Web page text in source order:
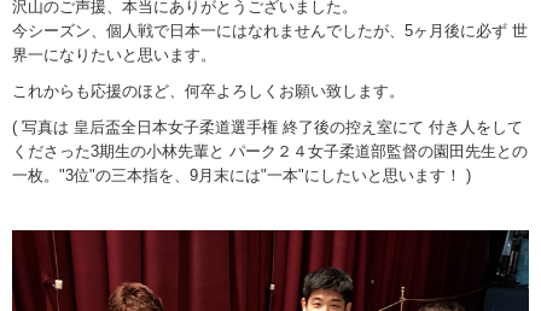
沢山のご声援、本当にありがとうございました。
今シーズン、個人戦で日本一にはなれませんでしたが、5ヶ月後に必ず 世
界一になりたいと思います。
これからも応援のほど、何卒よろしくお願い致します。
( 写真は 皇后盃全日本女子柔道選手権 終了後の控え室にて 付き人をして
くださった3期生の小林先輩と パーク２４女子柔道部監督の園田先生との
一枚。"3位"の三本指を、9月末には"一本"にしたいと思います！ )